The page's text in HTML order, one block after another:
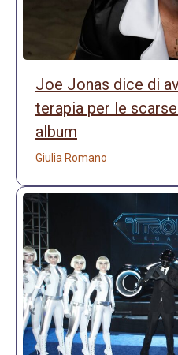
Joe Jonas dice di
terapia per le
album
Giulia Romano